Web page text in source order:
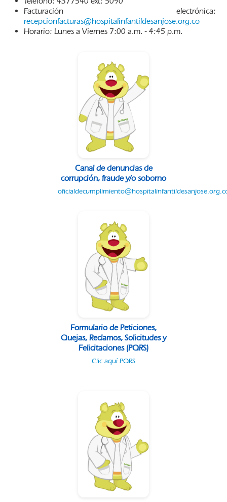
Facturación electrónica:
recepcionfacturas@hospitalinfantildesanjose.org.co
Horario: Lunes a Viernes 7:00 a.m. - 4:45 p.m.
Canal de denuncias de
corrupción, fraude y/o soborno
Formulario de Peticiones,
Quejas, Reclamos, Solicitudes y
Felicitaciones (PQRS)
Clic aquí PQRS